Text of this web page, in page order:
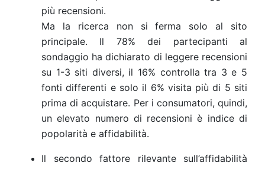
più recensioni.
Ma la ricerca non si ferma solo al sito
principale. Il 78% dei partecipanti al
sondaggio ha dichiarato di leggere recensioni
su 1-3 siti diversi, il 16% controlla tra 3 e 5
fonti differenti e solo il 6% visita più di 5 siti
prima di acquistare. Per i consumatori, quindi,
un elevato numero di recensioni è indice di
popolarità e affidabilità.
Il secondo fattore rilevante sull’affidabilità